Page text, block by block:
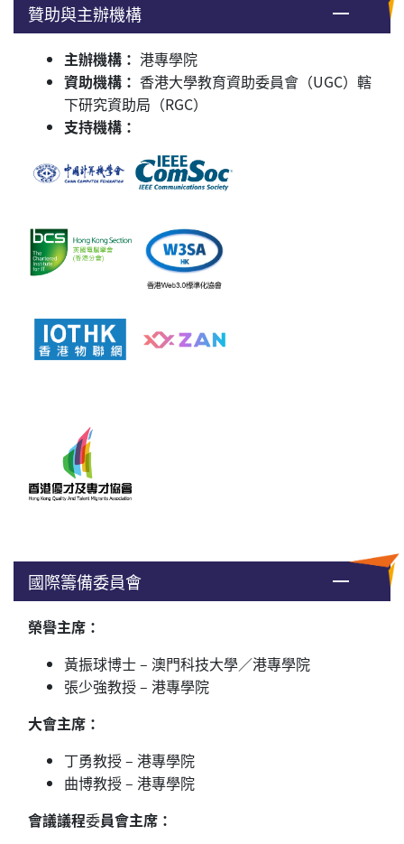
贊助與主辦機構
主辦機構： 港專學院
資助機構： 香港大學教育資助委員會（UGC）轄
下研究資助局（RGC）
支持機構：
國際籌備委員會
榮譽主席：
黃振球博士 – 澳門科技大學／港專學院
張少強教授 – 港專學院
大會主席：
丁勇教授 – 港專學院
曲博教授 – 港專學院
會議議程委員會主席：